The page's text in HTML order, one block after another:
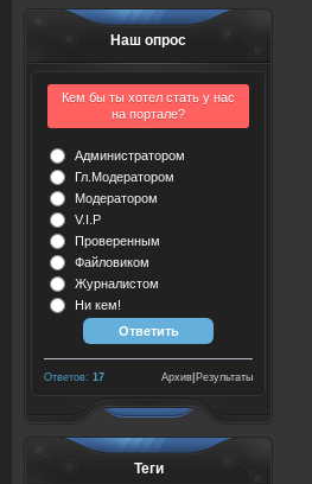
Наш опрос
Кем бы ты хотел стать у нас
на портале?
Администратором
Гл.Модератором
Модератором
V.I.P
Проверенным
Файловиком
Журналистом
Ни кем!
Ответов: 17 Результаты
Архив
Теги